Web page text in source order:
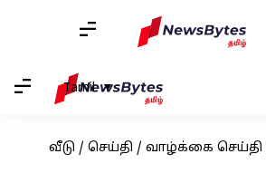
Tamil
வீடு / செய்தி / வாழ்க்கை செய்தி